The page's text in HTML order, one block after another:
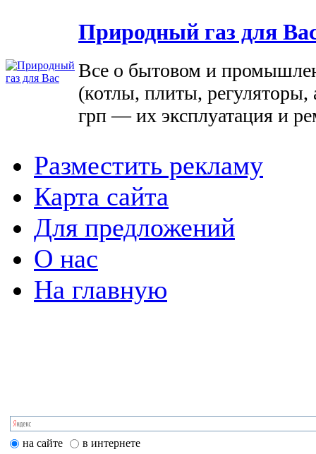
Природный газ для
Все о бытовом и
(котлы, плиты, регуляторы,
грп — их эксплуатация и
Разместить рекламу
Карта сайта
Для предложений
О нас
На главную
на сайте в интернете